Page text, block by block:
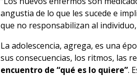
angustia de lo que les sucede e
que no responsabilizan al
La adolescencia, agrega, es una
sus consecuencias, los ritmos, las
encuentro de “qué es lo quiere”.